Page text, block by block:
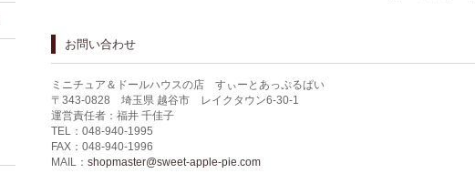
お問い合わせ
ミニチュア＆ドールハウスの店 すぃーとあっぷるぱい
〒343-0828 埼玉県 越谷市 レイクタウン6-30-1
運営責任者：福井 千佳子
TEL：048-940-1995
FAX：048-940-1996
MAIL： shopmaster@sweet-apple-pie.com